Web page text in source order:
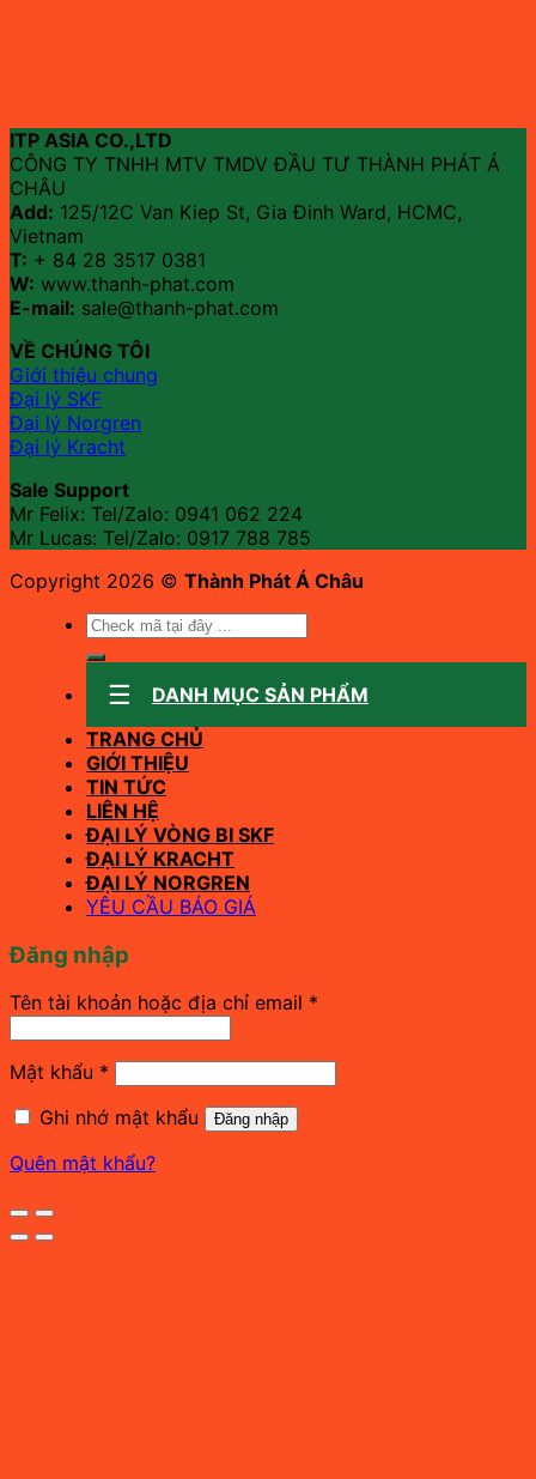
ITP ASIA CO.,LTD
CÔNG TY TNHH MTV TMDV ĐẦU TƯ THÀNH PHÁT Á
CHÂU
Add: 125/12C Van Kiep St, Gia Đinh Ward, HCMC,
Vietnam
T: + 84 28 3517 0381
W: www.thanh-phat.com
E-mail: sale@thanh-phat.com
VỀ CHÚNG TÔI
Giới thiệu chung
Đại lý SKF
Đại lý Norgren
Đại lý Kracht
Sale Support
Mr Felix: Tel/Zalo: 0941 062 224
Mr Lucas: Tel/Zalo: 0917 788 785
Copyright 2026 © Thành Phát Á Châu
Tìm
kiếm:
DANH MỤC SẢN PHẨM
TRANG CHỦ
GIỚI THIỆU
TIN TỨC
LIÊN HỆ
ĐẠI LÝ VÒNG BI SKF
ĐẠI LÝ KRACHT
ĐẠI LÝ NORGREN
YÊU CẦU BÁO GIÁ
Đăng nhập
Tên tài khoản hoặc địa chỉ email *
Mật khẩu *
Ghi nhớ mật khẩu
Đăng nhập
Quên mật khẩu?